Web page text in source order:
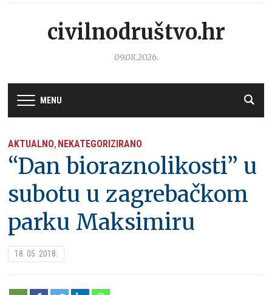
civilnodruštvo.hr
09.08.2026.
MENU
AKTUALNO, NEKATEGORIZIRANO
“Dan bioraznolikosti” u
subotu u zagrebačkom
parku Maksimiru
18. 05. 2018.